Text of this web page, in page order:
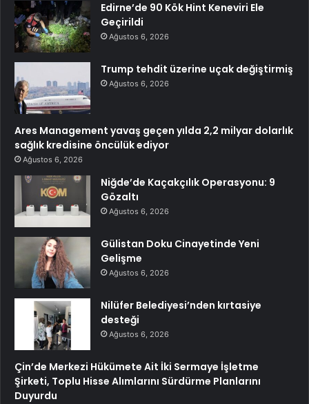
Edirne’de 90 Kök Hint Keneviri Ele
Geçirildi
Ağustos 6, 2026
Trump tehdit üzerine uçak değiştirmiş
Ağustos 6, 2026
Ares Management yavaş geçen yılda 2,2 milyar dolarlık
sağlık kredisine öncülük ediyor
Ağustos 6, 2026
Niğde’de Kaçakçılık Operasyonu: 9
Gözaltı
Ağustos 6, 2026
Gülistan Doku Cinayetinde Yeni
Gelişme
Ağustos 6, 2026
Nilüfer Belediyesi’nden kırtasiye
desteği
Ağustos 6, 2026
Çin’de Merkezi Hükümete Ait İki Sermaye İşletme
Şirketi, Toplu Hisse Alımlarını Sürdürme Planlarını
Duyurdu